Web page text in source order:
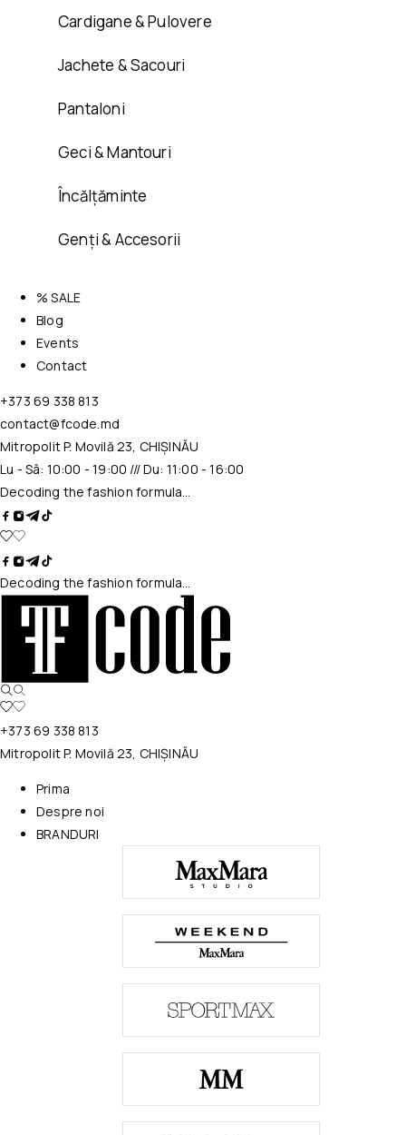
Cardigane & Pulovere
Jachete & Sacouri
Pantaloni
Geci & Mantouri
Încălțăminte
Genți & Accesorii
% SALE
Blog
Events
Contact
+373 69 338 813
contact@fcode.md
Mitropolit P. Movilă 23, CHIȘINĂU
Lu - Sâ: 10:00 - 19:00 /// Du: 11:00 - 16:00
Decoding the fashion formula…
Decoding the fashion formula…
+373 69 338 813
Mitropolit P. Movilă 23, CHIȘINĂU
Prima
Despre noi
BRANDURI